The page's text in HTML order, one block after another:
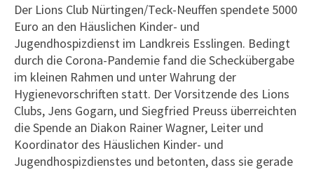
Der Lions Club Nürtingen/Teck-Neuffen spendete 5000
Euro an den Häuslichen Kinder- und
Jugendhospizdienst im Landkreis Esslingen. Bedingt
durch die Corona-Pandemie fand die Scheckübergabe
im kleinen Rahmen und unter Wahrung der
Hygienevorschriften statt. Der Vorsitzende des Lions
Clubs, Jens Gogarn, und Siegfried Preuss überreichten
die Spende an Diakon Rainer Wagner, Leiter und
Koordinator des Häuslichen Kinder- und
Jugendhospizdienstes und betonten, dass sie gerade